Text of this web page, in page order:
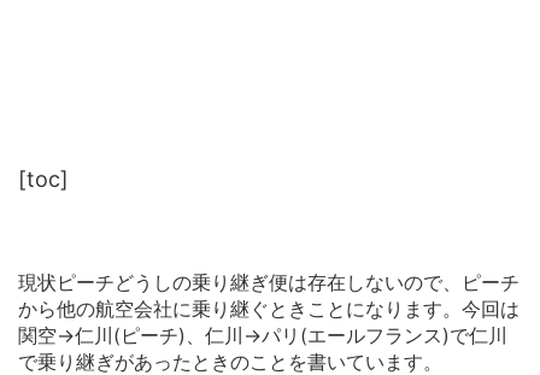
[toc]
現状ピーチどうしの乗り継ぎ便は存在しないので、ピーチ
から他の航空会社に乗り継ぐときことになります。今回は
関空→仁川(ピーチ)、仁川→パリ(エールフランス)で仁川
で乗り継ぎがあったときのことを書いています。